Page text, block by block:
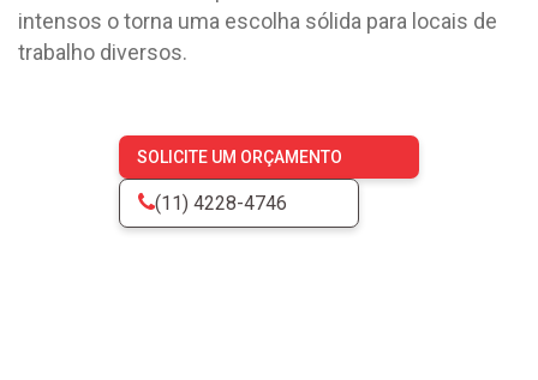
intensos o torna uma escolha sólida para locais de
trabalho diversos.
SOLICITE UM ORÇAMENTO
(11) 4228-4746